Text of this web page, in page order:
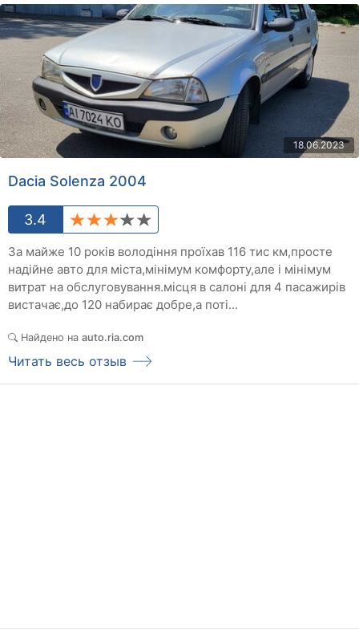
18.06.2023
Dacia Solenza 2004
3.4
За майже 10 років володіння проїхав 116 тис км,просте
надійне авто для міста,мінімум комфорту,але і мінімум
витрат на обслуговування.місця в салоні для 4 пасажирів
вистачає,до 120 набирає добре,а поті...
Найдено на auto.ria.com
Читать весь отзыв